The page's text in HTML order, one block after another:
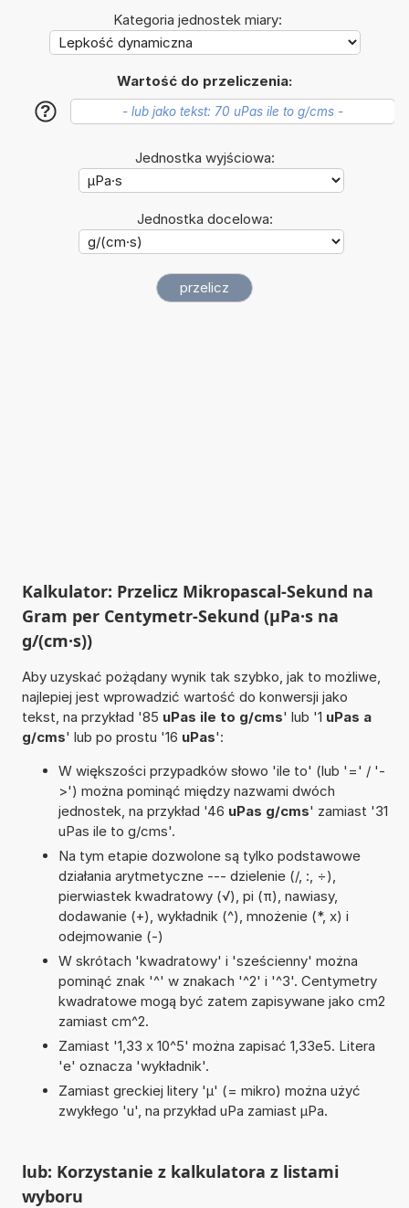
Kategoria jednostek miary:
Wartość do przeliczenia:
?
Jednostka wyjściowa:
Jednostka docelowa:
Kalkulator: Przelicz Mikropascal-Sekund na
Gram per Centymetr-Sekund (µPa·s na
g/(cm·s))
Aby uzyskać pożądany wynik tak szybko, jak to możliwe,
najlepiej jest wprowadzić wartość do konwersji jako
tekst, na przykład '85 uPas ile to g/cms' lub '1 uPas a
g/cms' lub po prostu '16 uPas':
W większości przypadków słowo 'ile to' (lub '=' / '-
>') można pominąć między nazwami dwóch
jednostek, na przykład '46 uPas g/cms' zamiast '31
uPas ile to g/cms'.
Na tym etapie dozwolone są tylko podstawowe
działania arytmetyczne --- dzielenie (/, :, ÷),
pierwiastek kwadratowy (√), pi (π), nawiasy,
dodawanie (+), wykładnik (^), mnożenie (*, x) i
odejmowanie (-)
W skrótach 'kwadratowy' i 'sześcienny' można
pominąć znak '^' w znakach '^2' i '^3'. Centymetry
kwadratowe mogą być zatem zapisywane jako cm2
zamiast cm^2.
Zamiast '1,33 x 10^5' można zapisać 1,33e5. Litera
'e' oznacza 'wykładnik'.
Zamiast greckiej litery 'µ' (= mikro) można użyć
zwykłego 'u', na przykład uPa zamiast µPa.
lub: Korzystanie z kalkulatora z listami
wyboru